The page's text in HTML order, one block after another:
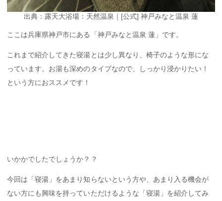
出典：露天大浴場：天然温泉｜[公式] 神戸みなと温泉 蓮
ここは兵庫県神戸市にある「神戸みなと温泉 蓮」です。
これまで紹介してきた寝湯とは少し異なり、椅子のような形にな
っています。お湯も深めのタイプなので、しっかり浸かりたい！
という方におススメです！
いかかでしたでしょうか？？
今回は「寝湯」をあまり知らないという方や、あまり入る機会が
ない方にも興味を持っていただけるような「寝湯」を紹介してみ